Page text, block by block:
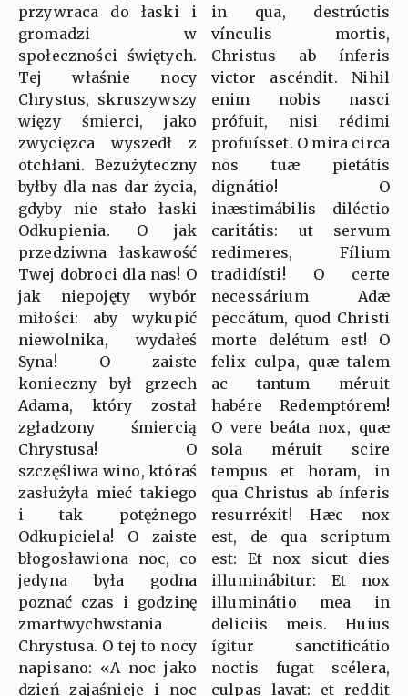
przywraca do łaski i
gromadzi w
społeczności świętych.
Tej właśnie nocy
Chrystus, skruszywszy
więzy śmierci, jako
zwycięzca wyszedł z
otchłani. Bezużyteczny
byłby dla nas dar życia,
gdyby nie stało łaski
Odkupienia. O jak
przedziwna łaskawość
Twej dobroci dla nas! O
jak niepojęty wybór
miłości: aby wykupić
niewolnika, wydałeś
Syna! O zaiste
konieczny był grzech
Adama, który został
zgładzony śmiercią
Chrystusa! O
szczęśliwa wino, któraś
zasłużyła mieć takiego
i tak potężnego
Odkupiciela! O zaiste
błogosławiona noc, co
jedyna była godna
poznać czas i godzinę
zmartwychwstania
Chrystusa. O tej to nocy
napisano: «A noc jako
dzień zajaśnieje i noc
in qua, destrúctis
vínculis mortis,
Christus ab ínferis
victor ascéndit. Nihil
enim nobis nasci
prófuit, nisi rédimi
profuísset. O mira circa
nos tuæ pietátis
dignátio! O
inæstimábilis diléctio
caritátis: ut servum
redimeres, Fílium
tradidísti! O certe
necessárium Adæ
peccátum, quod Christi
morte delétum est! O
felix culpa, quæ talem
ac tantum méruit
habére Redemptórem!
O vere beáta nox, quæ
sola méruit scire
tempus et horam, in
qua Christus ab ínferis
resurréxit! Hæc nox
est, de qua scriptum
est: Et nox sicut dies
illuminábitur: Et nox
illuminátio mea in
deliciis meis. Huius
ígitur sanctificátio
noctis fugat scélera,
culpas lavat: et reddit